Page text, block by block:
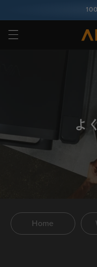
ップ
1
よ
Home